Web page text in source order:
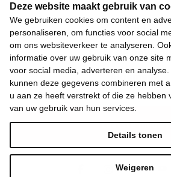
Deze website maakt gebruik van
We gebruiken cookies om content en
personaliseren, om functies voor social
om ons websiteverkeer te analyseren.
informatie over uw gebruik van onze site
voor social media, adverteren en
kunnen deze gegevens combineren met
u aan ze heeft verstrekt of die ze hebben
van uw gebruik van hun services.
Weigeren
Details tonen
Snel
Over de
Algemeen
Laatste nieuws